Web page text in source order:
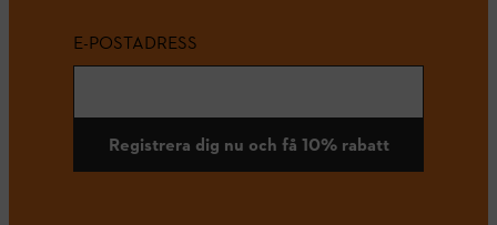
E-POSTADRESS
Registrera dig nu och få 10% rabatt